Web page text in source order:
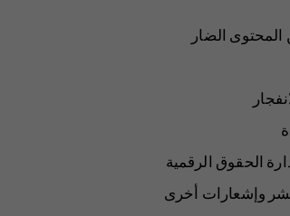
الضار
الحقوق الرقمية
وإشعارات أخرى